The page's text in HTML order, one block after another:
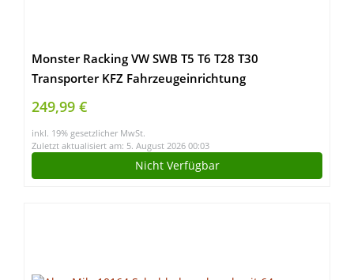
Monster Racking VW SWB T5 T6 T28 T30
Transporter KFZ Fahrzeugeinrichtung
Fahrzeugregale Fahrzeugausbau Lieferwagen
Auto-Regal Regalsystem Werkstatt-Wagen
249,99 €
inkl. 19% gesetzlicher MwSt.
Zuletzt aktualisiert am: 5. August 2026 00:03
Nicht Verfügbar